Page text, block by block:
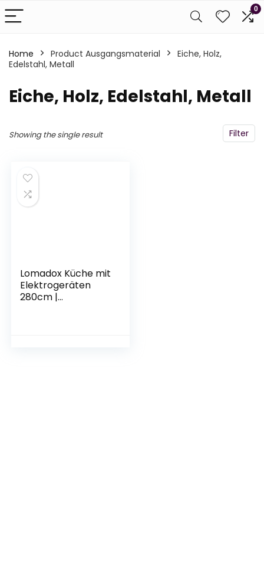
0
Home Product Ausgangsmaterial
‎Eiche, Holz,
Edelstahl, Metall
‎Eiche, Holz, Edelstahl, Metall
Filter
Showing the single result
Lomadox Küche mit
Elektrogeräten
280cm |